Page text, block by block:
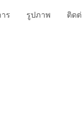
ร รูปภาพ ติด